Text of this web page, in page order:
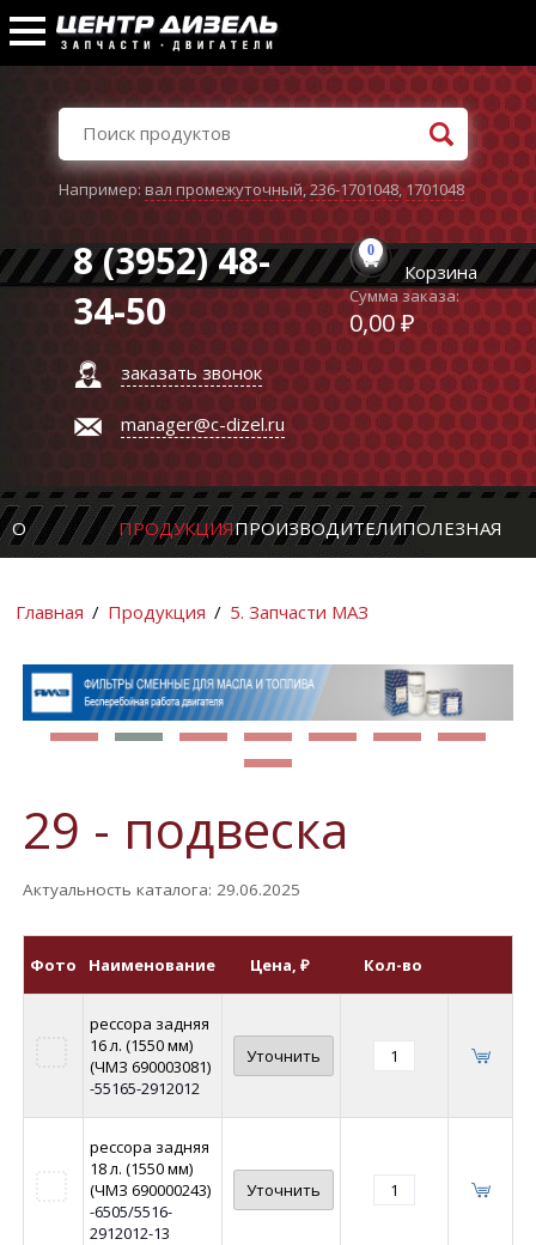
Например:вал промежуточный,236-1701048,1701048
8 (3952) 48-
34-50
заказать звонок
manager@c-dizel.ru
0
Корзина
Сумма заказа:
0,00 ₽
О ПРОДУКЦИЯПРОИЗВОДИТЕЛИПОЛЕЗНАЯ
Главная / Продукция / 5. Запчасти МАЗ
29 - подвеска
Актуальность каталога: 29.06.2025
Фото Наименование Цена, ₽ Кол-во
рессора задняя
16 л. (1550 мм)
(ЧМЗ 690003081)
-55165-2912012
Уточнить
рессора задняя
18 л. (1550 мм)
(ЧМЗ 690000243)
-6505/5516-
2912012-13
Уточнить